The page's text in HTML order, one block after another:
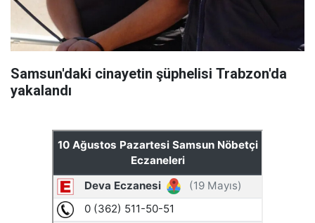
Samsun'daki cinayetin şüphelisi Trabzon'da
yakalandı